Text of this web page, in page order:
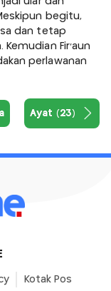
begitu,
dan tetap
Fir'aun
perlawanan
Ayat (23)
Kotak Pos